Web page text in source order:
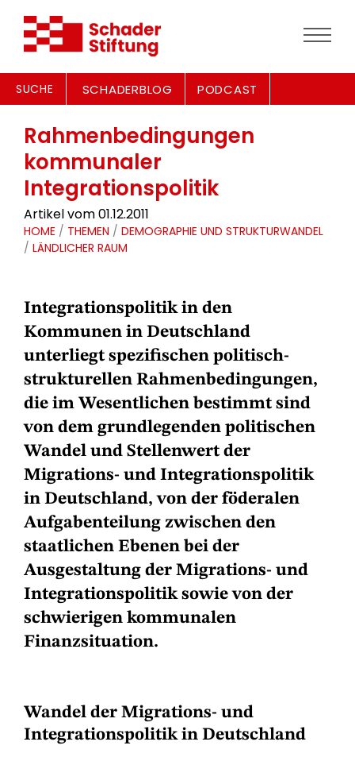
SUCHE SCHADERBLOG PODCAST
Rahmenbedingungen
kommunaler
Integrationspolitik
Artikel vom 01.12.2011
HOME / THEMEN / DEMOGRAPHIE UND STRUKTURWANDEL
/ LÄNDLICHER RAUM
Integrationspolitik in den
Kommunen in Deutschland
unterliegt spezifischen politisch-
strukturellen Rahmenbedingungen,
die im Wesentlichen bestimmt sind
von dem grundlegenden politischen
Wandel und Stellenwert der
Migrations- und Integrationspolitik
in Deutschland, von der föderalen
Aufgabenteilung zwischen den
staatlichen Ebenen bei der
Ausgestaltung der Migrations- und
Integrationspolitik sowie von der
schwierigen kommunalen
Finanzsituation.
Wandel der Migrations- und
Integrationspolitik in Deutschland